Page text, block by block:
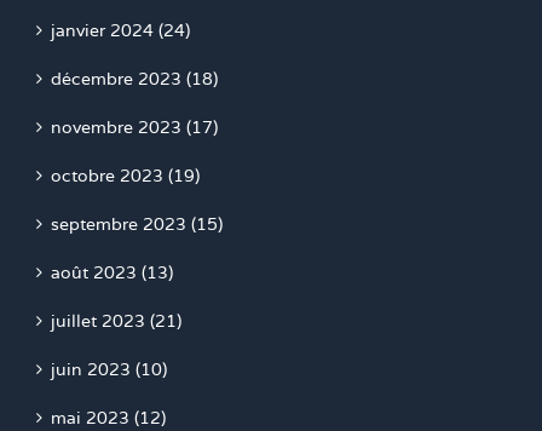
janvier 2024 (24)
décembre 2023 (18)
novembre 2023 (17)
octobre 2023 (19)
septembre 2023 (15)
août 2023 (13)
juillet 2023 (21)
juin 2023 (10)
mai 2023 (12)